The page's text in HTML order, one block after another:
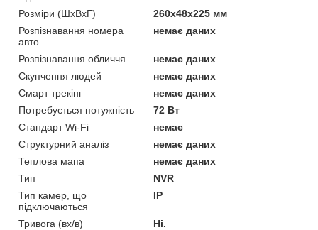
Розміри (ШхВхГ)
260х48х225 мм
Розпізнавання номера
авто
немає даних
Розпізнавання обличчя
немає даних
Скупчення людей
немає даних
Смарт трекінг
немає даних
Потребується потужність
72 Вт
Стандарт Wi-Fi
немає
Структурний аналіз
немає даних
Теплова мапа
немає даних
Тип
NVR
Тип камер, що
підключаються
IP
Тривога (вх/в)
Ні.